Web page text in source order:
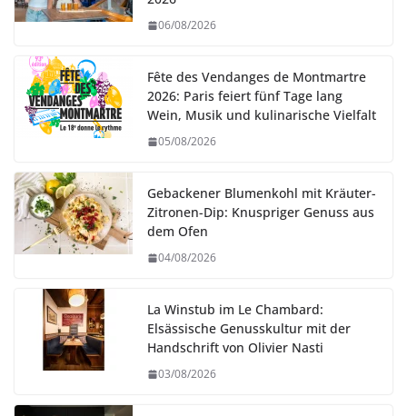
06/08/2026
Fête des Vendanges de Montmartre
2026: Paris feiert fünf Tage lang
Wein, Musik und kulinarische Vielfalt
05/08/2026
Gebackener Blumenkohl mit Kräuter-
Zitronen-Dip: Knuspriger Genuss aus
dem Ofen
04/08/2026
La Winstub im Le Chambard:
Elsässische Genusskultur mit der
Handschrift von Olivier Nasti
03/08/2026